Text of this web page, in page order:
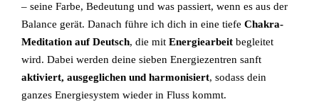
– seine Farbe, Bedeutung und was passiert, wenn es aus der
Balance gerät. Danach führe ich dich in eine tiefe Chakra-
Meditation auf Deutsch, die mit Energiearbeit begleitet
wird. Dabei werden deine sieben Energiezentren sanft
aktiviert, ausgeglichen und harmonisiert, sodass dein
ganzes Energiesystem wieder in Fluss kommt.